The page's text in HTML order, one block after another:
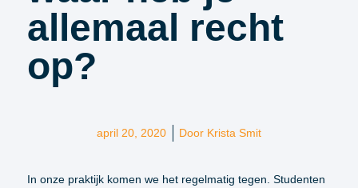
allemaal recht
op?
april 20, 2020 Door Krista Smit
In onze praktijk komen we het regelmatig tegen. Studenten